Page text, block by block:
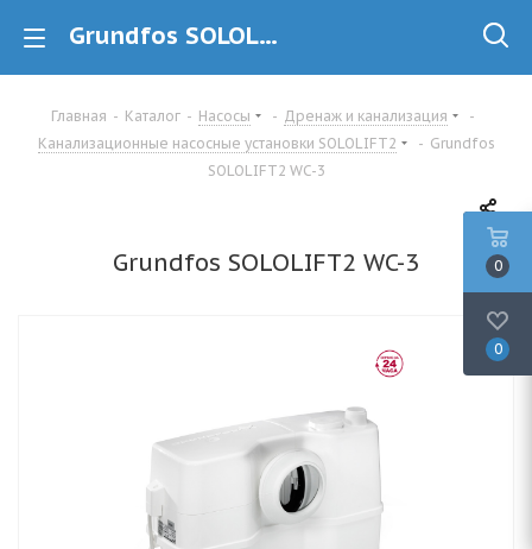
Grundfos SOLOLIFT2 WC-3 (97775315) Канализационная насосная установка купить в Минске
Главная - Каталог - Насосы - Дренаж и канализация
-
Канализационные насосные установки SOLOLIFT2
- Grundfos
SOLOLIFT2 WC-3
Grundfos SOLOLIFT2 WC-3 0
0